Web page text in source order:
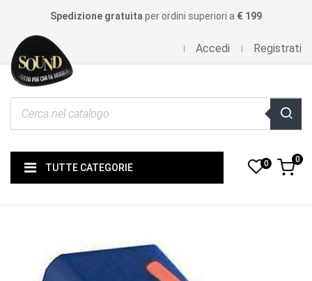
Spedizione gratuita per ordini superiori a € 199
Accedi Registrati
TUTTE CATEGORIE 0 0